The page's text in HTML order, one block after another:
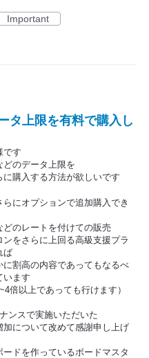
Important
タ上限を有料で購入し
です
どのデータ上限を
購入する方法が欲しいです
にオプションで追加購入でき
のレートを付けての販売
ンをさらに上回る高級支援プラ
ば
に割高の内容であってもなるべ
います
倍以上であっても行けます）
ンスで実施いただいた
加について改めて感謝申し上げ
ドを作っているボードマスタ